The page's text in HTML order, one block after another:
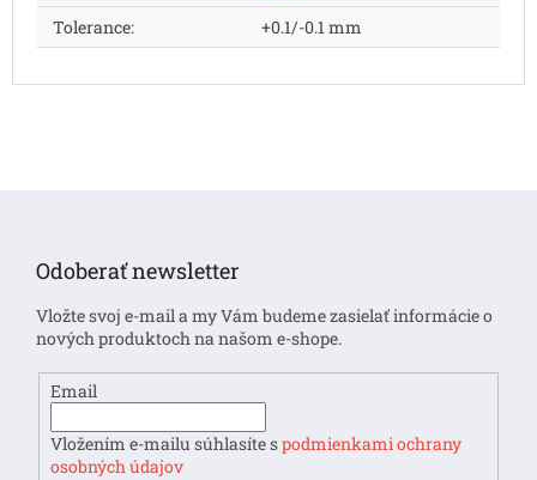
Tolerance: +0.1/-0.1 mm
Odoberať newsletter
Vložte svoj e-mail a my Vám budeme zasielať informácie o
nových produktoch na našom e-shope.
Email
Vložením e-mailu súhlasíte spodmienkami ochrany
osobných údajov